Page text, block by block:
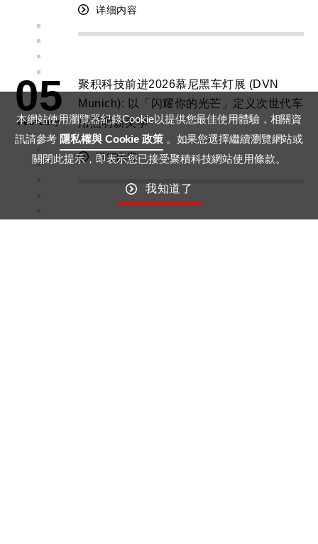
详细内容
05
February
聚积科技前进2026慕尼黑车灯展 (DVN
Munich): 以「闪耀你的光芒」定义次世代车
用照明新美学
详细内容
本網站使用瀏覽器紀錄Cookie以提供您最佳使用體驗，相關資
訊請參考 隱私權與 Cookie 政策 。如果您選擇繼續瀏覽網站或
關閉此提示，即表示您已接受聚積科技網站使用條款。
我知道了